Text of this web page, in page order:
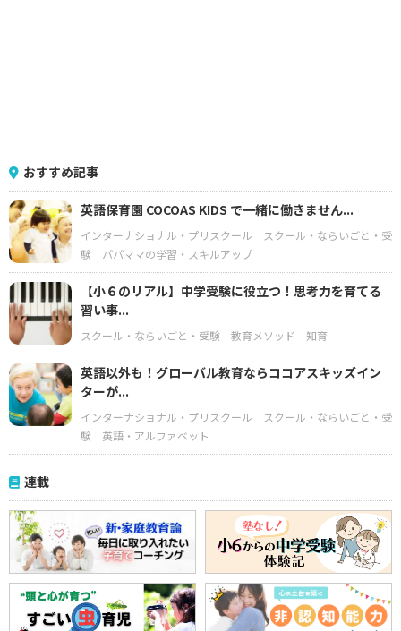
おすすめ記事
英語保育園 COCOAS KIDS で一緒に働きません...
インターナショナル・プリスクール
スクール・ならいごと・受
験
パパママの学習・スキルアップ
【小６のリアル】中学受験に役立つ！思考力を育てる
習い事...
スクール・ならいごと・受験 教育メソッド 知育
英語以外も！グローバル教育ならココアスキッズイン
ターが...
インターナショナル・プリスクール
スクール・ならいごと・受
験
英語・アルファベット
連載